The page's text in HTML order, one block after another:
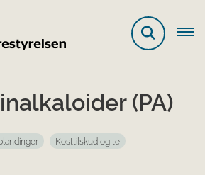
(PA)
Kosttilskud og te